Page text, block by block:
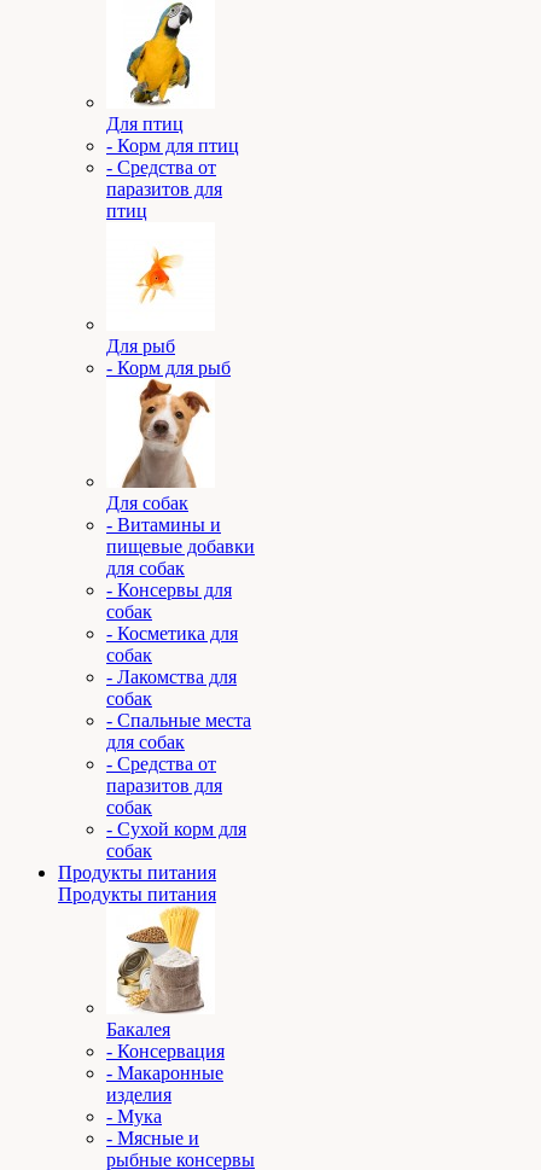
Для птиц
- Корм для птиц
- Средства от
паразитов для
птиц
Для рыб
- Корм для рыб
Для собак
- Витамины и
пищевые добавки
для собак
- Консервы для
собак
- Косметика для
собак
- Лакомства для
собак
- Спальные места
для собак
- Средства от
паразитов для
собак
- Сухой корм для
собак
Продукты питания
Продукты питания
Бакалея
- Консервация
- Макаронные
изделия
- Мука
- Мясные и
рыбные консервы